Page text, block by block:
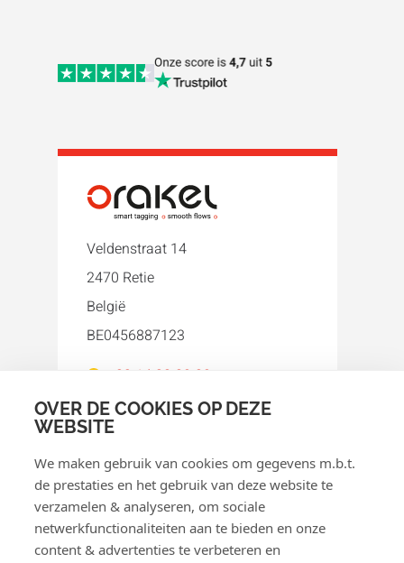
OVER DE COOKIES OP DEZE
WEBSITE
We maken gebruik van cookies om gegevens m.b.t.
de prestaties en het gebruik van deze website te
verzamelen & analyseren, om sociale
netwerkfunctionaliteiten aan te bieden en onze
content & advertenties te verbeteren en
Veldenstraat 14
2470 Retie
België
BE0456887123
+32 14 38 80 80
orakel@orakel.com